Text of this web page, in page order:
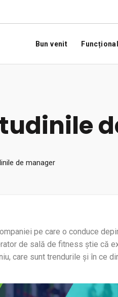
Bun venit
de manager
pe care o conduce
de sală de fitness știe că
care sunt trendurile și în ce